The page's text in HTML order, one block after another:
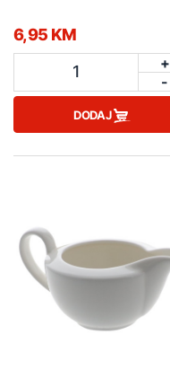
6,95 KM
1
+
-
DODAJ